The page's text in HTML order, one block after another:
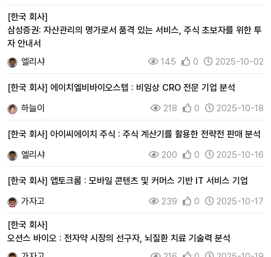
[한국 회사]
삼성증권: 자산관리의 명가로서 품격 있는 서비스, 주식 초보자를 위한 투
자 안내서
엘리샤
145 0 2025-10-02
[한국 회사] 에이치엘비바이오스텝 : 비임상 CRO 전문 기업 분석
하늘이
218 0 2025-10-18
[한국 회사] 아이씨에이치 주식 : 주식 계산기를 활용한 전략전 판매 분석
엘리샤
200 0 2025-10-16
[한국 회사] 앱토크롬 : 모바일 콘텐츠 및 커머스 기반 IT 서비스 기업
가자고
239 0 2025-10-17
[한국 회사]
오션스 바이오 : 전자약 시장의 선구자, 뇌질환 치료 기술력 분석